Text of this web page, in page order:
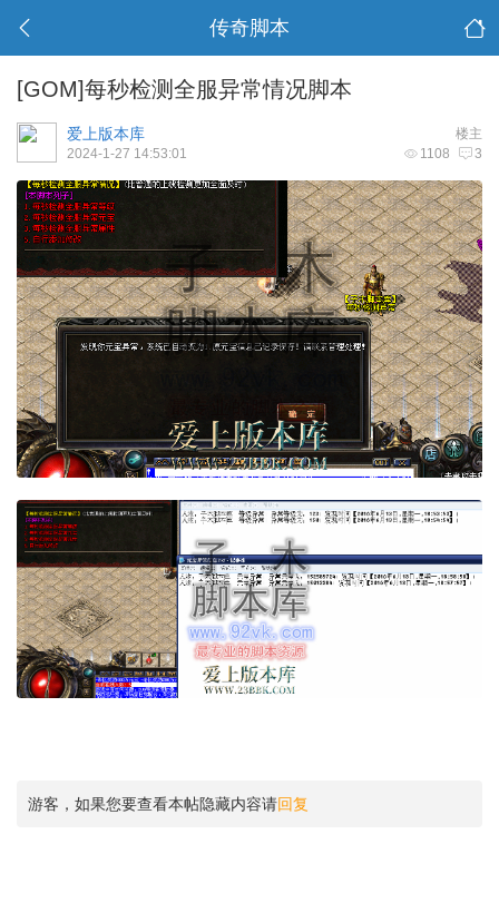
传奇脚本
[GOM]每秒检测全服异常情况脚本
楼主
爱上版本库
1108 3
2024-1-27 14:53:01
游客，如果您要查看本帖隐藏内容请回复